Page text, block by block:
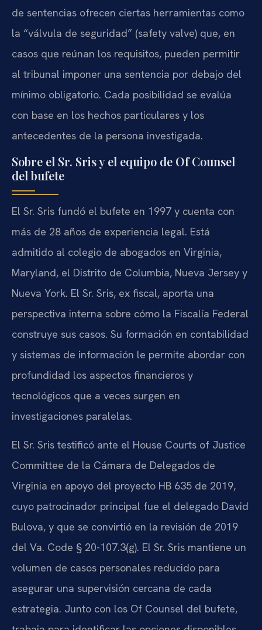
de sentencias ofrecen ciertas herramientas como
la “válvula de seguridad” (safety valve) que, en
casos que reúnan los requisitos, pueden permitir
al tribunal imponer una sentencia por debajo del
mínimo obligatorio. Cada posibilidad se evalúa
con base en los hechos particulares y los
antecedentes de la persona investigada.
Sobre el Sr. Sris y el equipo de Of Counsel
del bufete
El Sr. Sris fundó el bufete en 1997 y cuenta con
más de 28 años de experiencia legal. Está
admitido al colegio de abogados en Virginia,
Maryland, el Distrito de Columbia, Nueva Jersey y
Nueva York. El Sr. Sris, ex fiscal, aporta una
perspectiva interna sobre cómo la Fiscalía Federal
construye sus casos. Su formación en contabilidad
y sistemas de información le permite abordar con
profundidad los aspectos financieros y
tecnológicos que a veces surgen en
investigaciones paralelas.
El Sr. Sris testificó ante el House Courts of Justice
Committee de la Cámara de Delegados de
Virginia en apoyo del proyecto HB 635 de 2019,
cuyo patrocinador principal fue el delegado David
Bulova, y que se convirtió en la revisión de 2019
del Va. Code § 20-107.3(g). El Sr. Sris mantiene un
volumen de casos personales reducido para
asegurar una supervisión cercana de cada
estrategia. Junto con los Of Counsel del bufete,